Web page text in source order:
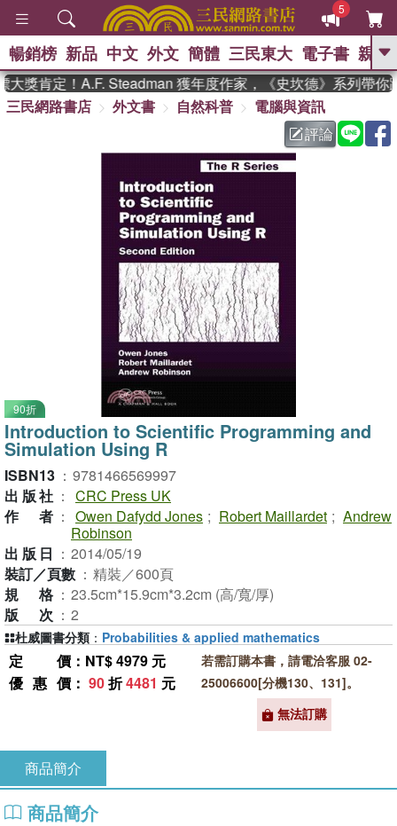
5
GO
熱搜： 東野圭吾 、 高希均教授回憶錄
父親節 、 如果歷
暑期推薦 、 國際布克
獎 臺灣漫遊錄 、 方念華
登輝時代
偉大的迷走神經
暢銷榜 新品 中文 外文 簡體 三民東大 電子書 親子
獎肯定！A.F. Steadman 獲年度作家，《史坎德》系列帶你
三民網路書店
外文書 自然科普
電腦與資訊
評論
90折
Introduction to Scientific Programming and
Simulation Using R
ISBN13 ： 9781466569997
出版社 ： CRC Press UK
作者 ： Owen Dafydd Jones ; Robert Maillardet ; Andrew
Robinson
出版日 ： 2014/05/19
裝訂／頁數 ： 精裝／600頁
規格 ： 23.5cm*15.9cm*3.2cm (高/寬/厚)
版次 ： 2
定價 ：NT$ 4979 元
優惠價 ： 90折4481 元
若需訂購本書，請電洽客服 02-
25006600[分機130、131]。
無法訂購
杜威圖書分類 ： Probabilities & applied mathematics
商品簡介
商品簡介